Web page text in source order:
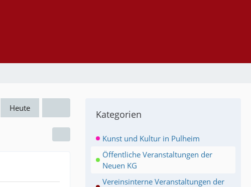
Heute
Kategorien
Kunst und Kultur in Pulheim
Öffentliche Veranstaltungen der
Neuen KG
Vereinsinterne Veranstaltungen der